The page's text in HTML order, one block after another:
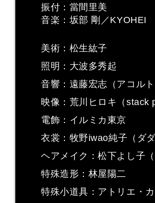
振付：當間里美
音楽：坂部 剛／KYOHEI
美術：松生紘子
照明：大波多秀起
音響：遠藤宏志（アコルト
映像：荒川ヒロキ（stack
電飾：イルミカ東京
衣裳：牧野iwao純子（ダダ
ヘアメイク：松下よし子
特殊造形：林屋陽二
特殊小道具：アトリエ・